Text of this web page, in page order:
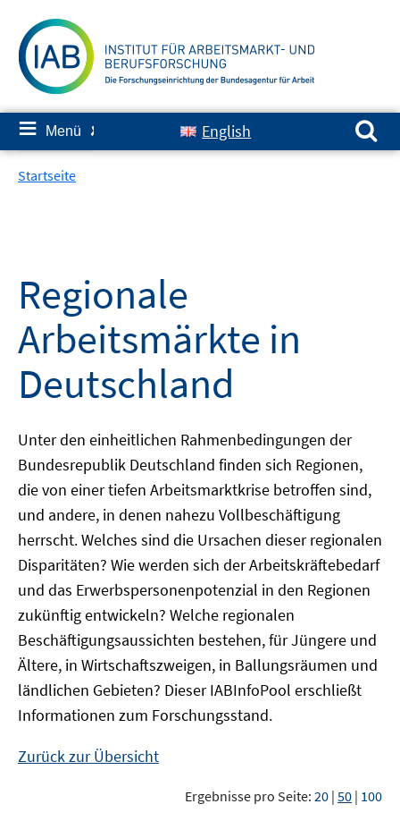
zum
Inhalt
≡ Menü ✘ English
Suchen nach:
Startseite
Regionale
Arbeitsmärkte in
Deutschland
Unter den einheitlichen Rahmenbedingungen der
Bundesrepublik Deutschland finden sich Regionen,
die von einer tiefen Arbeitsmarktkrise betroffen sind,
und andere, in denen nahezu Vollbeschäftigung
herrscht. Welches sind die Ursachen dieser regionalen
Disparitäten? Wie werden sich der Arbeitskräftebedarf
und das Erwerbspersonenpotenzial in den Regionen
zukünftig entwickeln? Welche regionalen
Beschäftigungsaussichten bestehen, für Jüngere und
Ältere, in Wirtschaftszweigen, in Ballungsräumen und
ländlichen Gebieten? DieserIABInfoPool erschließt
Informationen zum Forschungsstand.
Zurück zur Übersicht
Ergebnisse pro Seite: 20 | 50 | 100